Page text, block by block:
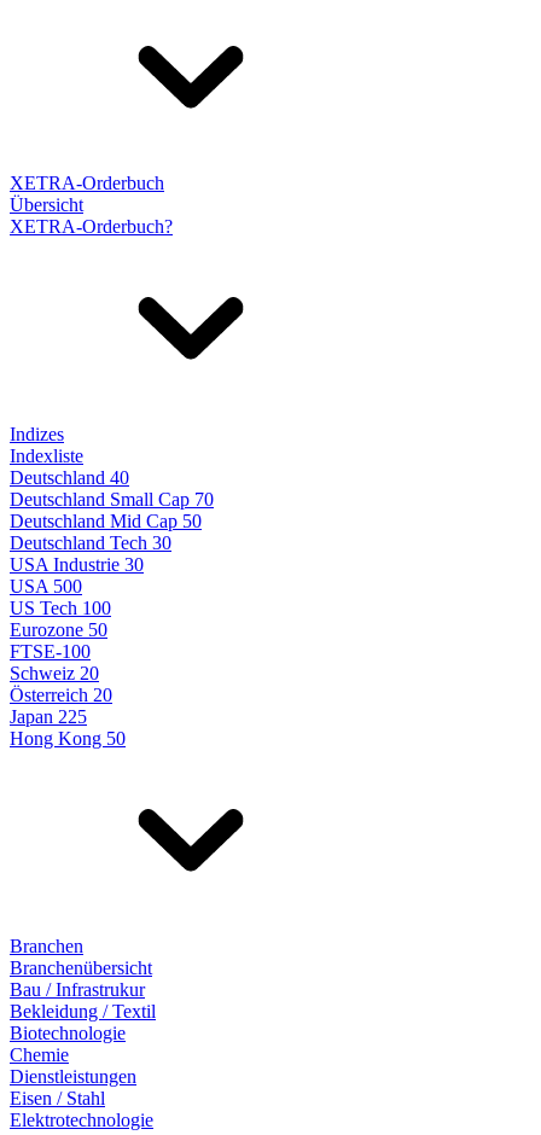
XETRA-Orderbuch
Übersicht
XETRA-Orderbuch?
Indizes
Indexliste
Deutschland 40
Deutschland Small Cap 70
Deutschland Mid Cap 50
Deutschland Tech 30
USA Industrie 30
USA 500
US Tech 100
Eurozone 50
FTSE-100
Schweiz 20
Österreich 20
Japan 225
Hong Kong 50
Branchen
Branchenübersicht
Bau / Infrastrukur
Bekleidung / Textil
Biotechnologie
Chemie
Dienstleistungen
Eisen / Stahl
Elektrotechnologie